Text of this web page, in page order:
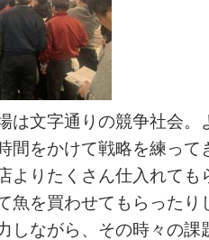
は文字通りの競争社会。
間をかけて戦略を練って
よりたくさん仕入れても
魚を買わせてもらったり
しながら、その時々の課